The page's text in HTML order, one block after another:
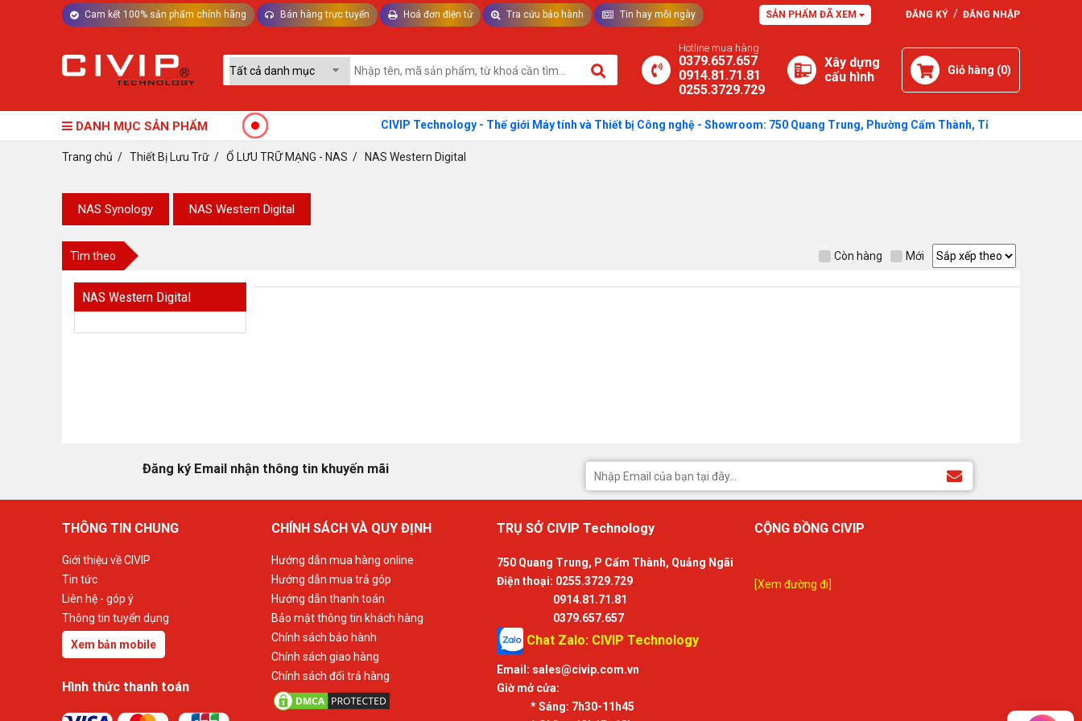
Cam kết 100% sản phẩm chính hãng Bán hàng trực tuyến Hoá đơn điện tử Tra cứu bảo hành Tin hay mỗi ngày SẢN PHẨM ĐÃ XEM ĐĂNG KÝ / ĐĂNG NHẬP
Hotline mua hàng
0379.657.657
0914.81.71.81
0255.3729.729
Xây dựng
cấu hình
Giỏ hàng (0)
DANH MỤC SẢN PHẨM CIVIP Technology - Thế giới Máy tính và Thiết bị Công nghệ - Showroom: 750 Quang Trung, Phường Cẩm Thành, Tỉnh Quảng Ngãi -
Trang chủ / Thiết Bị Lưu Trữ / Ổ LƯU TRỮ MẠNG - NAS / NAS Western Digital
NAS Synology NAS Western Digital
Tìm theo Còn hàng Mới
NAS Western Digital
Đăng ký Email nhận thông tin khuyến mãi
THÔNG TIN CHUNG
Giới thiệu về CIVIP
Tin tức
Liên hệ - góp ý
Thông tin tuyển dụng
Xem bản mobile
Hình thức thanh toán
CHÍNH SÁCH VÀ QUY ĐỊNH
Hướng dẫn mua hàng online
Hướng dẫn mua trả góp
Hướng dẫn thanh toán
Bảo mật thông tin khách hàng
Chính sách bảo hành
Chính sách giao hàng
Chính sách đổi trả hàng
TRỤ SỞ CIVIP Technology
750 Quang Trung, P Cẩm Thành, Quảng Ngãi
Điện thoại: 0255.3729.729
0914.81.71.81
0379.657.657
Chat Zalo: CIVIP Technology
Email: sales@civip.com.vn
Giờ mở cửa:
* Sáng: 7h30-11h45
CỘNG ĐỒNG CIVIP
[Xem đường đi]